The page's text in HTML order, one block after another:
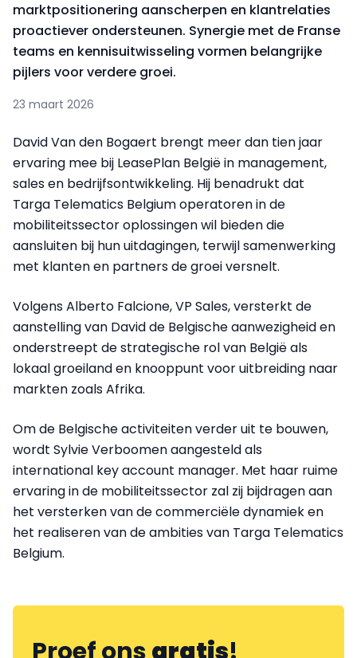
marktpositionering aanscherpen en klantrelaties
proactiever ondersteunen. Synergie met de Franse
teams en kennisuitwisseling vormen belangrijke
pijlers voor verdere groei.
23 maart 2026
David Van den Bogaert brengt meer dan tien jaar
ervaring mee bij LeasePlan België in management,
sales en bedrijfsontwikkeling. Hij benadrukt dat
Targa Telematics Belgium operatoren in de
mobiliteitssector oplossingen wil bieden die
aansluiten bij hun uitdagingen, terwijl samenwerking
met klanten en partners de groei versnelt.
Volgens Alberto Falcione, VP Sales, versterkt de
aanstelling van David de Belgische aanwezigheid en
onderstreept de strategische rol van België als
lokaal groeiland en knooppunt voor uitbreiding naar
markten zoals Afrika.
Om de Belgische activiteiten verder uit te bouwen,
wordt Sylvie Verboomen aangesteld als
international key account manager. Met haar ruime
ervaring in de mobiliteitssector zal zij bijdragen aan
het versterken van de commerciële dynamiek en
het realiseren van de ambities van Targa Telematics
Belgium.